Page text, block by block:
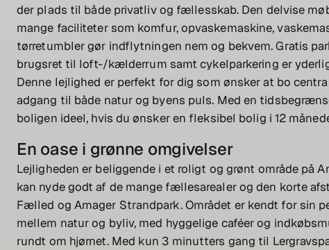
der plads til både privatliv og fællesskab. Den delvise
mange faciliteter som komfur, opvaskemaskine,
tørretumbler gør indflytningen nem og bekvem. Gratis
brugsret til loft-/kælderrum samt cykelparkering er
Denne lejlighed er perfekt for dig som ønsker at bo
adgang til både natur og byens puls. Med en
boligen ideel, hvis du ønsker en fleksibel bolig i 12
En oase i grønne omgivelser
Lejligheden er beliggende i et roligt og grønt område på
kan nyde godt af de mange fællesarealer og den korte
Fælled og Amager Strandpark. Området er kendt for sin
mellem natur og byliv, med hyggelige caféer og
rundt om hjørnet. Med kun 3 minutters gang til